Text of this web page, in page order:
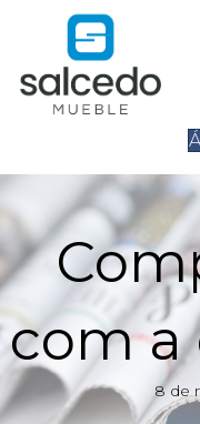
com a
8 de